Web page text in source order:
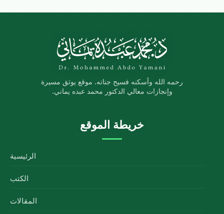
رحمه الله وأسكنه فسيح جناته. موقع يوثق مسيرة
وإنجازات معالي الدكتور محمد عبده يماني.
خريطة الموقع
الرئيسية
الكتب
المقالات